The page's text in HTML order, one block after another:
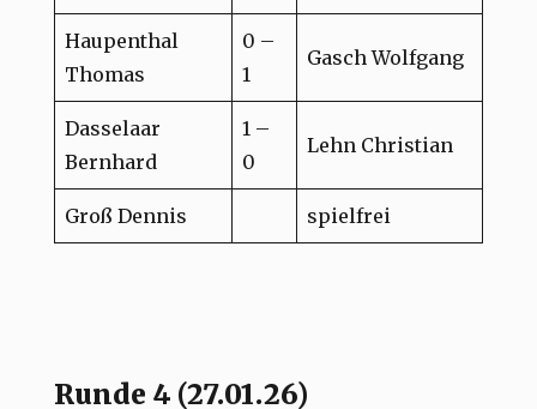
Haupenthal
Thomas
0 –
1
Gasch Wolfgang
Dasselaar
Bernhard
1 –
0
Lehn Christian
Groß Dennis spielfrei
Runde 4 (27.01.26)